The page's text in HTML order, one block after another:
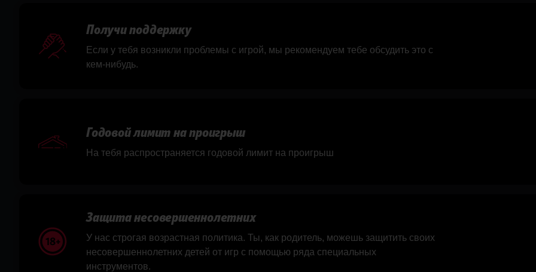
Получи поддержку
Если у тебя возникли проблемы с игрой, мы рекомендуем тебе обсудить это с
кем-нибудь.
Годовой лимит на проигрыш
На тебя распространяется годовой лимит на проигрыш
Защита несовершеннолетних
У нас строгая возрастная политика. Ты, как родитель, можешь защитить своих
несовершеннолетних детей от игр с помощью ряда специальных
инструментов.